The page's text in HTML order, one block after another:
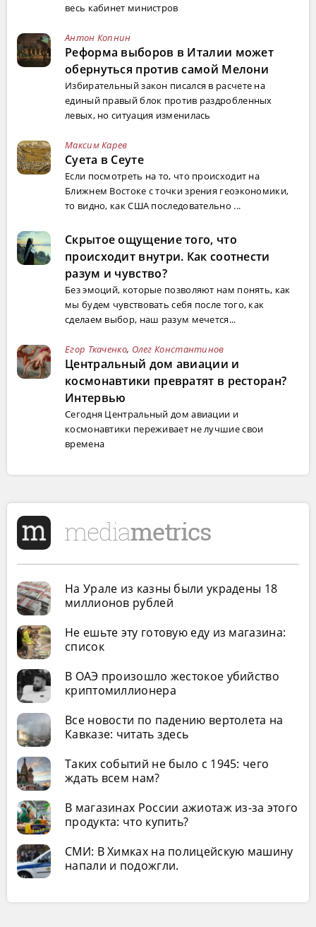
весь кабинет министров
Антон Копнин
Реформа выборов в Италии может
обернуться против самой Мелони
Избирательный закон писался в расчете на
единый правый блок против раздробленных
левых, но ситуация изменилась
Максим Карев
Суета в Сеуте
Если посмотреть на то, что происходит на
Ближнем Востоке с точки зрения геоэкономики,
то видно, как США последовательно ...
Скрытое ощущение того, что
происходит внутри. Как соотнести
разум и чувство?
Без эмоций, которые позволяют нам понять, как
мы будем чувствовать себя после того, как
сделаем выбор, наш разум мечется...
Егор Ткаченко, Олег Константинов
Центральный дом авиации и
космонавтики превратят в ресторан?
Интервью
Сегодня Центральный дом авиации и
космонавтики переживает не лучшие свои
времена
На Урале из казны были украдены 18
миллионов рублей
Не ешьте эту готовую еду из магазина:
список
В ОАЭ произошло жестокое убийство
криптомиллионера
Все новости по падению вертолета на
Кавказе: читать здесь
Таких событий не было с 1945: чего
ждать всем нам?
В магазинах России ажиотаж из-за этого
продукта: что купить?
СМИ: В Химках на полицейскую машину
напали и подожгли.